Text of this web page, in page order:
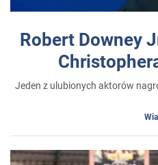
Robert Downey
Jeden z ulubionych aktorów